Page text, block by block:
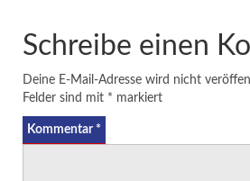
Schreibe einen
Deine E-Mail-Adresse wird nicht
Felder sind mit * markiert
Kommentar *